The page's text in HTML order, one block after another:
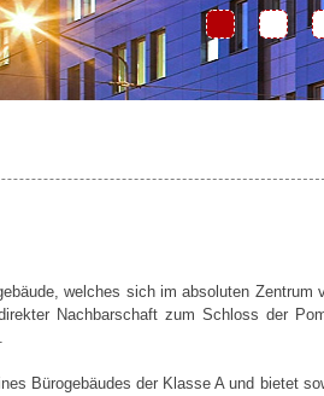
welches sich im absoluten Zentrum
Nachbarschaft zum Schloss der
Bürogebäudes der Klasse A und bietet